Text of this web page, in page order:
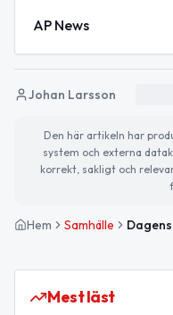
AP News
Johan Larsson
Den här artikeln har
system och externa
korrekt, sakligt och
Hem Samhälle
Mest läst